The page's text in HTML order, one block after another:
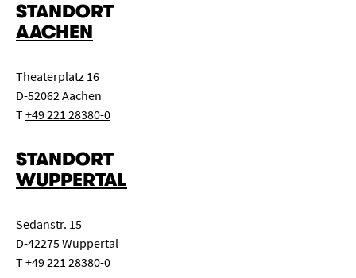
STANDORT
AACHEN
Theaterplatz 16
D-52062 Aachen
T+49 221 28380-0
STANDORT
WUPPERTAL
Sedanstr. 15
D-42275 Wuppertal
T+49 221 28380-0